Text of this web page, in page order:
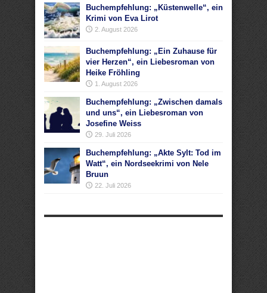
Buchempfehlung: „Küstenwelle“, ein
Krimi von Eva Lirot
2. August 2026
Buchempfehlung: „Ein Zuhause für
vier Herzen“, ein Liebesroman von
Heike Fröhling
1. August 2026
Buchempfehlung: „Zwischen damals
und uns“, ein Liebesroman von
Josefine Weiss
29. Juli 2026
Buchempfehlung: „Akte Sylt: Tod im
Watt“, ein Nordseekrimi von Nele
Bruun
22. Juli 2026